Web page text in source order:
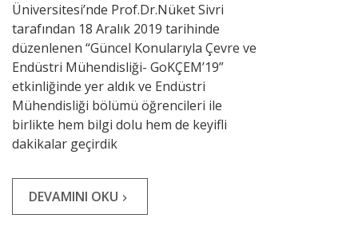
Üniversitesi’nde Prof.Dr.Nüket Sivri
tarafından 18 Aralık 2019 tarihinde
düzenlenen “Güncel Konularıyla Çevre ve
Endüstri Mühendisliği- GoKÇEM’19”
etkinliğinde yer aldık ve Endüstri
Mühendisliği bölümü öğrencileri ile
birlikte hem bilgi dolu hem de keyifli
dakikalar geçirdik
DEVAMINI OKU navigate_next